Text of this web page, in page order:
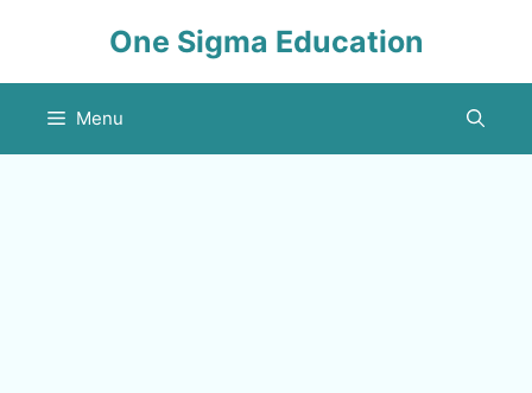
One Sigma Education
Menu